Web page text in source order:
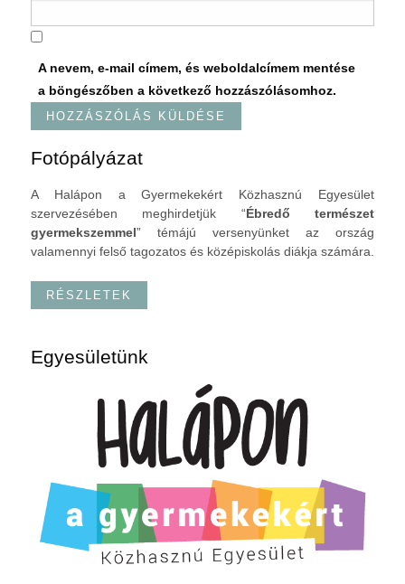
A nevem, e-mail címem, és weboldalcímem mentése
a böngészőben a következő hozzászólásomhoz.
Fotópályázat
A Halápon a Gyermekekért Közhasznú Egyesület
szervezésében meghirdetjük “Ébredő természet
gyermekszemmel” témájú versenyünket az ország
valamennyi felső tagozatos és középiskolás diákja számára.
RÉSZLETEK
Egyesületünk